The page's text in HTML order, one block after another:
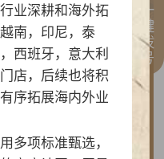
一键拨号
“有料品类之王”拿
业深耕和海外拓
南，印尼，泰
西班牙，意大利
店，后续也将积
序拓展海内外业
多项标准甄选，